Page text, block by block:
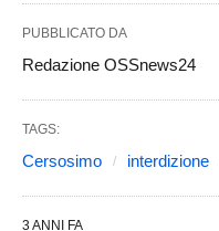
PUBBLICATO DA
Redazione OSSnews24
TAGS:
Cersosimo interdizione
3 ANNI FA